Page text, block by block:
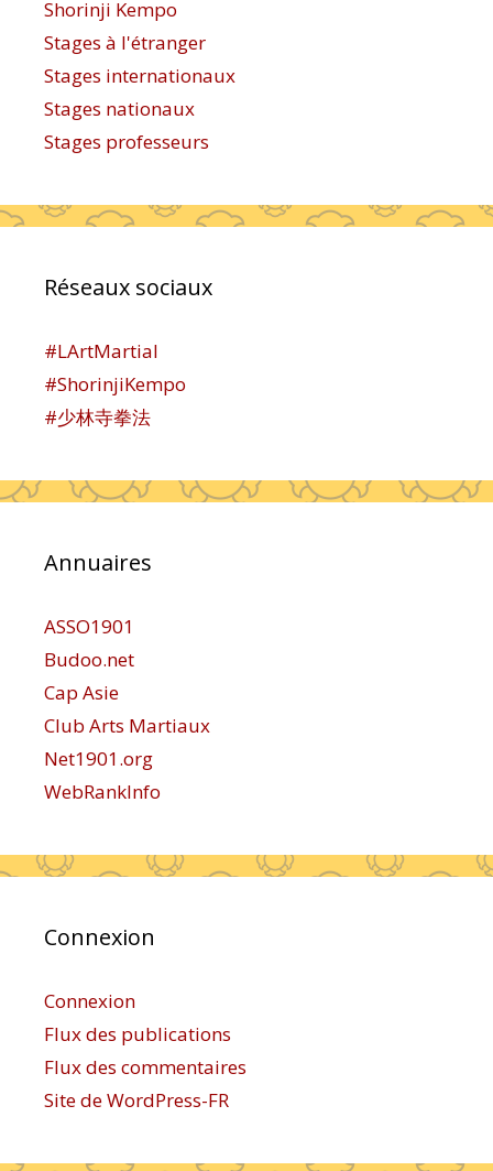
Shorinji Kempo
Stages à l'étranger
Stages internationaux
Stages nationaux
Stages professeurs
Réseaux sociaux
#LArtMartial
#ShorinjiKempo
#少林寺拳法
Annuaires
ASSO1901
Budoo.net
Cap Asie
Club Arts Martiaux
Net1901.org
WebRankInfo
Connexion
Connexion
Flux des publications
Flux des commentaires
Site de WordPress-FR